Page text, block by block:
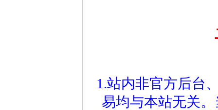
1.站内非官方后台
易均与本站无关